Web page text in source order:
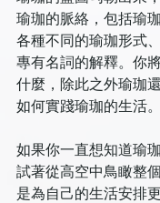
瑜珈的脈絡，包括瑜
各種不同的瑜珈形式
專有名詞的解釋。你
什麼，除此之外瑜珈
如何實踐瑜珈的生活。
如果你一直想知道瑜
試著從高空中鳥瞰整
是為自己的生活安排